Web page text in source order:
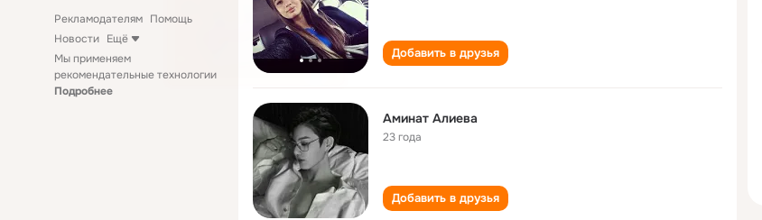
Рекламодателям Помощь
Новости Ещё
Мы применяем
рекомендательные технологии
Подробнее
Добавить в друзья
Аминат Алиева
23 года
Добавить в друзья